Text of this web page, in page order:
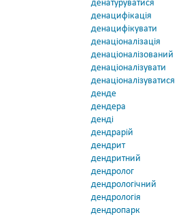
денатуруватися
денацифікація
денацифікувати
денаціоналізація
денаціоналізований
денаціоналізувати
денаціоналізуватися
денде
дендера
денді
дендрарій
дендрит
дендритний
дендролог
дендрологічний
дендрологія
дендропарк